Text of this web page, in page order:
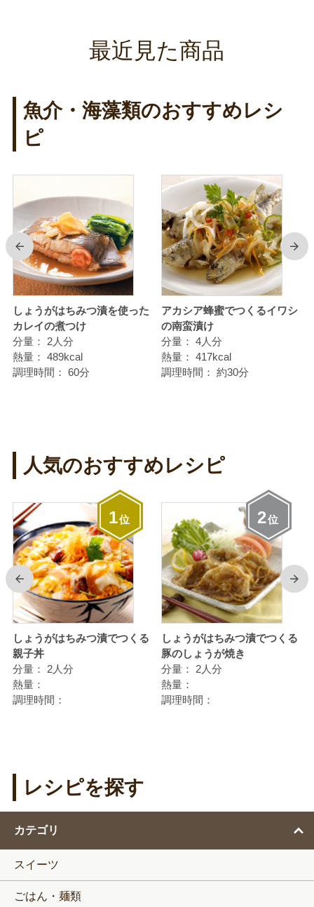
最近見た商品
魚介・海藻類のおすすめレシ
ピ
前
しょうがはちみつ漬を使った
カレイの煮つけ
分量：
2人分
熱量： 489kcal
調理時間： 60分
アカシア蜂蜜でつくるイワシ
の南蛮漬け
分量： 4人分
熱量： 417kcal
調理時間： 約30分
次
人気のおすすめレシピ
前
1位
しょうがはちみつ漬でつくる
親子丼
分量：
2人分
熱量：
調理時間：
2位
しょうがはちみつ漬でつくる
豚のしょうが焼き
分量：
2人分
熱量：
調理時間：
次
レシピを探す
カテゴリ
スイーツ
ごはん・麺類